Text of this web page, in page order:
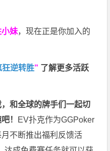
小妹，现在正是你加入的
狂逆转胜” 了解更多活跃
和全球的牌手们一起切
！ EV扑克作为GGPoker
不断推出福利反馈活